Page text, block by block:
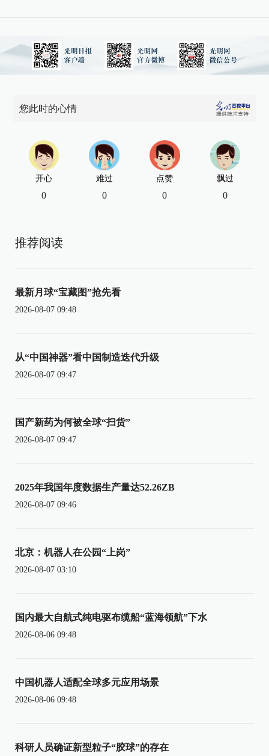
您此时的心情
开心
0
难过
0
点赞
0
飘过
0
推荐阅读
最新月球“宝藏图”抢先看
2026-08-07 09:48
从“中国神器”看中国制造迭代升级
2026-08-07 09:47
国产新药为何被全球“扫货”
2026-08-07 09:47
2025年我国年度数据生产量达52.26ZB
2026-08-07 09:46
北京：机器人在公园“上岗”
2026-08-07 03:10
国内最大自航式纯电驱布缆船“蓝海领航”下水
2026-08-06 09:48
中国机器人适配全球多元应用场景
2026-08-06 09:48
科研人员确证新型粒子“胶球”的存在